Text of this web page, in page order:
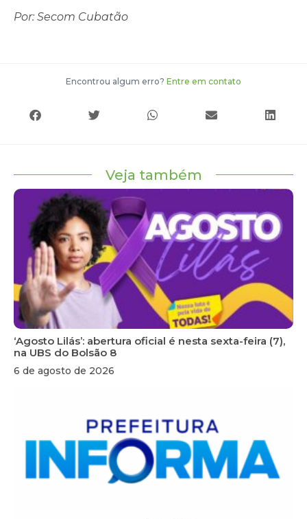
Por: Secom Cubatão
Encontrou algum erro? Entre em contato
Veja também
‘Agosto Lilás’: abertura oficial é nesta sexta-feira (7),
na UBS do Bolsão 8
6 de agosto de 2026